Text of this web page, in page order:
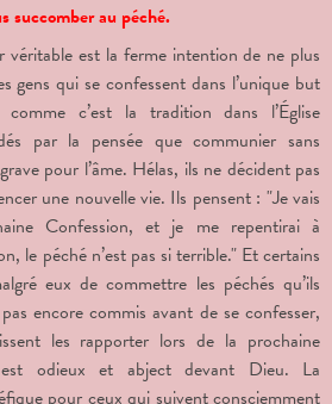
succomber au péché.
véritable est la ferme intention de ne plus
gens qui se confessent dans l’unique but
c’est la tradition dans l’Église
par la pensée que communier sans
pour l’âme. Hélas, ils ne décident pas
une nouvelle vie. Ils pensent : "Je vais
Confession, et je me repentirai à
le péché n’est pas si terrible." Et certains
eux de commettre les péchés qu’ils
encore commis avant de se confesser,
les rapporter lors de la prochaine
odieux et abject devant Dieu. La
pour ceux qui suivent consciemment